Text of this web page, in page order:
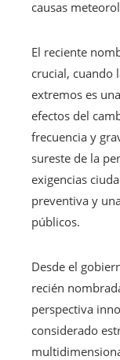
causas
El reciente
crucial, cuando
extremos es
efectos del
frecuencia y
sureste de la
exigencias
preventiva y
públicos.
Desde el
recién
perspectiva
considerado